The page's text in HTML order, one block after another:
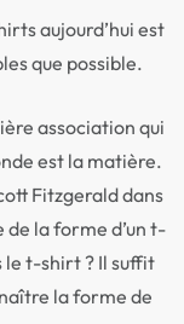
aujourd’hui est
que possible.
association qui
est la matière.
Fitzgerald dans
la forme d’un t-
le t-shirt ? Il suffit
la forme de